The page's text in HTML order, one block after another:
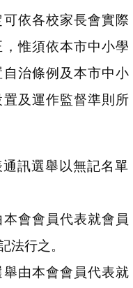
可依各校家長會實際
惟須依本市中小學
治條例及本市中小
及運作監督準則所
訊選舉以無記名單
會會員代表就會員
法行之。
由本會會員代表就